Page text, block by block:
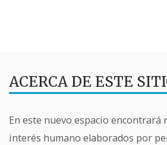
ACERCA DE ESTE
En este nuevo espacio encontrará
interés humano elaborados por